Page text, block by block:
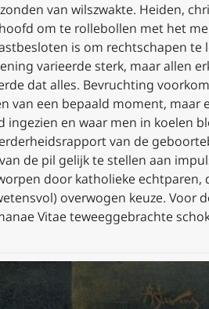
van wilszwakte. Heiden,
om te rollebollen met het
is om rechtschapen te
varieerde sterk, maar allen
dat alles. Bevruchting
een bepaald moment, maar
en waar men in koelen
van de
de pil gelijk te stellen aan
door katholieke echtparen,
overwogen keuze. Voor
Vitae teweeggebrachte